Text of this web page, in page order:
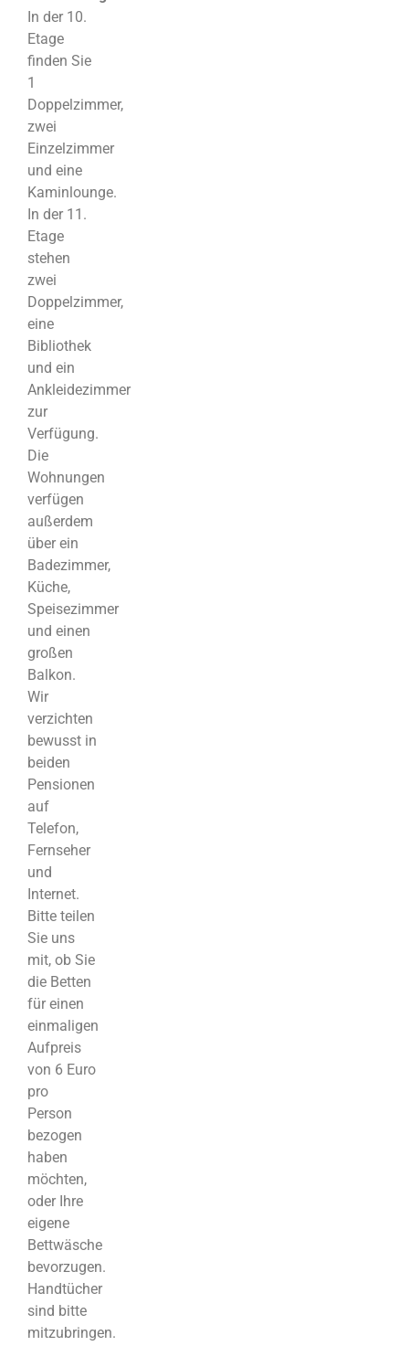
In der 10.
Etage
finden Sie
1
Doppelzimmer,
zwei
Einzelzimmer
und eine
Kaminlounge.
In der 11.
Etage
stehen
zwei
Doppelzimmer,
eine
Bibliothek
und ein
Ankleidezimmer
zur
Verfügung.
Die
Wohnungen
verfügen
außerdem
über ein
Badezimmer,
Küche,
Speisezimmer
und einen
großen
Balkon.
Wir
verzichten
bewusst in
beiden
Pensionen
auf
Telefon,
Fernseher
und
Internet.
Bitte teilen
Sie uns
mit, ob Sie
die Betten
für einen
einmaligen
Aufpreis
von 6 Euro
pro
Person
bezogen
haben
möchten,
oder Ihre
eigene
Bettwäsche
bevorzugen.
Handtücher
sind bitte
mitzubringen.